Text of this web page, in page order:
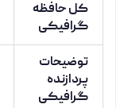
کل حافظه
گرافیکی
توضیحات
پردازنده
گرافیکی